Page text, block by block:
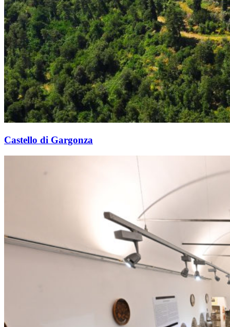
Castello di Gargonza